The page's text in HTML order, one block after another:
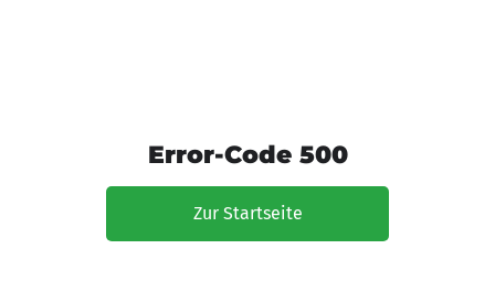
Error-Code 500
Zur Startseite